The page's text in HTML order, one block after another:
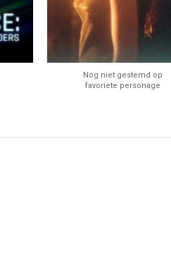
Nog niet gestemd op
favoriete personage